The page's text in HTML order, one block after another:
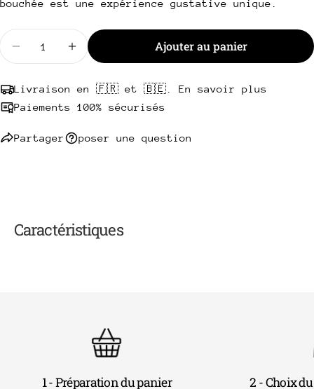
bouchée est une expérience gustative unique.
Diminuer la quantité pour Tomahawk de boeuf
Augmenter la quantité pour Tomahawk
Ajouter au panier
Livraison en 🇫🇷 et 🇧🇪. En savoir plus
Paiements 100% sécurisés
Partager poser une question
Envoyer une question
Caractéristiques
1 - Préparation du panier 2 - Choix